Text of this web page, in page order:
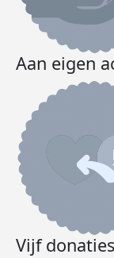
Aan eigen
Vijf